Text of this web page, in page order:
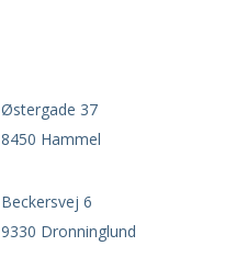
Østergade 37
8450 Hammel
Beckersvej 6
9330 Dronninglund